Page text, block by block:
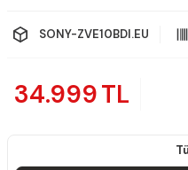
SONY-ZVE10BDI.EU
34.999TL